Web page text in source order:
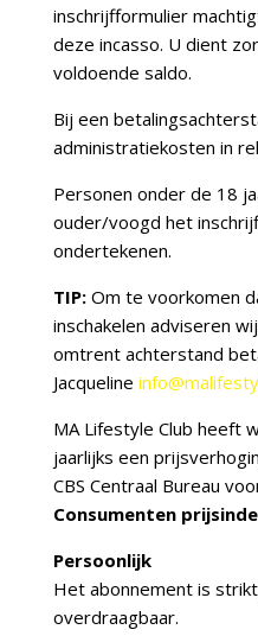
inschrijfformulier
deze incasso. U dient
voldoende saldo.
Bij een
administratiekosten in
Personen onder de 18
ouder/voogd het
ondertekenen.
TIP: Om te voorkomen
inschakelen adviseren
omtrent achterstand
Jacqueline
MA Lifestyle Club heeft
jaarlijks een
CBS Centraal Bureau
Consumenten
Persoonlijk
Het abonnement is
overdraagbaar.